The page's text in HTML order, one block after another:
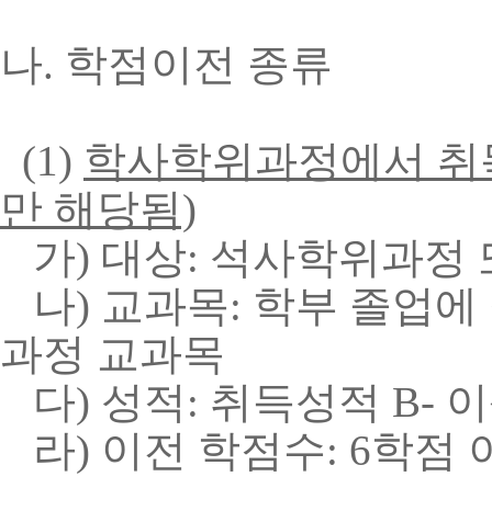
나. 학점이전 종류
(1) 학사학위과정에서 취
만 해당됨)
가) 대상: 석사학위과정
나) 교과목: 학부 졸업에
과정 교과목
다) 성적: 취득성적 B-
라) 이전 학점수: 6학점